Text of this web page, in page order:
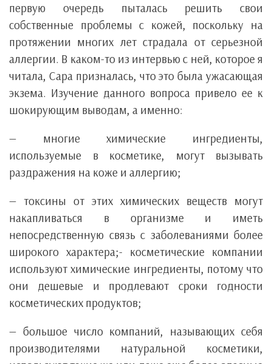
первую очередь пыталась решить свои
собственные проблемы с кожей, поскольку на
протяжении многих лет страдала от серьезной
аллергии. В каком-то из интервью с ней, которое я
читала, Сара призналась, что это была ужасающая
экзема. Изучение данного вопроса привело ее к
шокирующим выводам, а именно:
— многие химические ингредиенты,
используемые в косметике, могут вызывать
раздражения на коже и аллергию;
— токсины от этих химических веществ могут
накапливаться в организме и иметь
непосредственную связь с заболеваниями более
широкого характера;- косметические компании
используют химические ингредиенты, потому что
они дешевые и продлевают сроки годности
косметических продуктов;
— большое число компаний, называющих себя
производителями натуральной косметики,